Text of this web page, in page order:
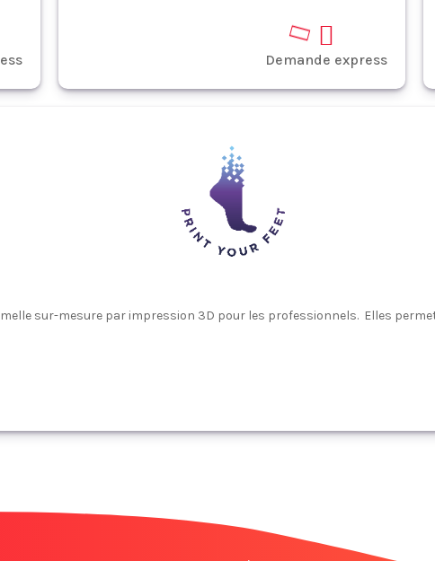
Demande express
sur-mesure par impression 3D pour les professionnels. ‬‎ Elles